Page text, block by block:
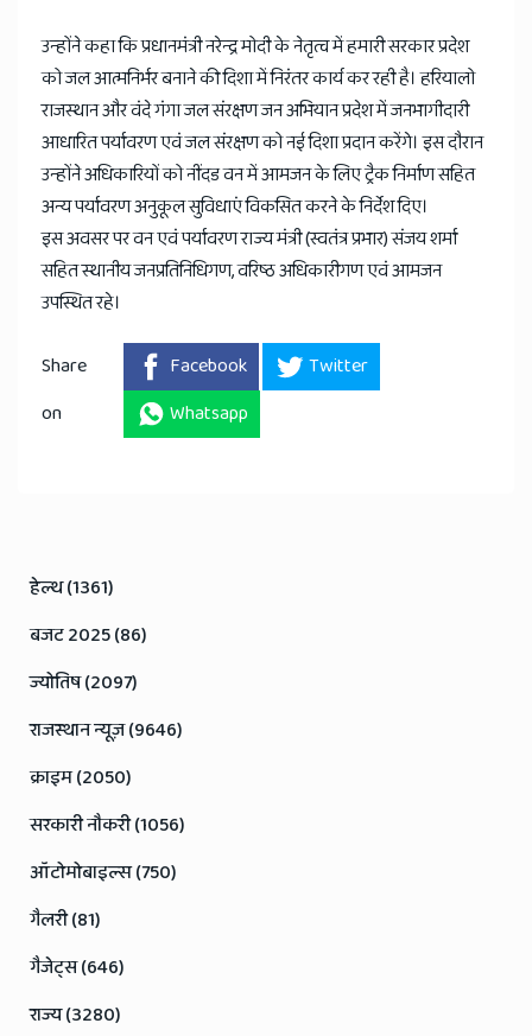
उन्होंने कहा कि प्रधानमंत्री नरेन्द्र मोदी के नेतृत्व में हमारी सरकार प्रदेश
को जल आत्मनिर्भर बनाने की दिशा में निरंतर कार्य कर रही है। हरियालो
राजस्थान और वंदे गंगा जल संरक्षण जन अभियान प्रदेश में जनभागीदारी
आधारित पर्यावरण एवं जल संरक्षण को नई दिशा प्रदान करेंगे। इस दौरान
उन्होंने अधिकारियों को नींदड वन में आमजन के लिए ट्रैक निर्माण सहित
अन्य पर्यावरण अनुकूल सुविधाएं विकसित करने के निर्देश दिए।
इस अवसर पर वन एवं पर्यावरण राज्य मंत्री (स्वतंत्र प्रभार) संजय शर्मा
सहित स्थानीय जनप्रतिनिधिगण, वरिष्ठ अधिकारीगण एवं आमजन
उपस्थित रहे।
Share
on
Facebook
Twitter
Whatsapp
हेल्थ (1361)
बजट 2025 (86)
ज्योतिष (2097)
राजस्थान न्यूज़ (9646)
क्राइम (2050)
सरकारी नौकरी (1056)
ऑटोमोबाइल्स (750)
गैलरी (81)
गैजेट्स (646)
राज्य (3280)